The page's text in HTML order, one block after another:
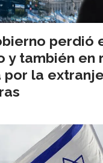
perdió
y también en
por la